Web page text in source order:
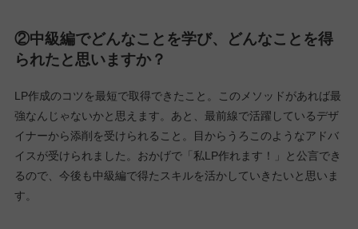
中級編15期生 中内祐子さん
①中級編を終えた今、率直にどんな気持ちです
か？
とにかく無事に修了することができほっとしています。「割とで